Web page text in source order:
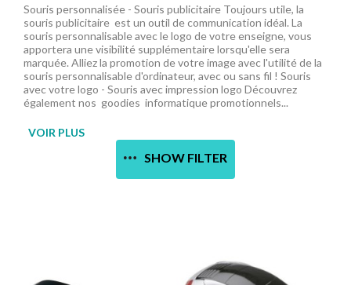
Souris personnalisée - Souris publicitaire Toujours utile, la
souris publicitaire est un outil de communication idéal. La
souris personnalisable avec le logo de votre enseigne, vous
apportera une visibilité supplémentaire lorsqu'elle sera
marquée. Alliez la promotion de votre image avec l'utilité de la
souris personnalisable d'ordinateur, avec ou sans fil ! Souris
avec votre logo - Souris avec impression logo Découvrez
également nos goodies informatique promotionnels...
VOIR PLUS
SHOW FILTER